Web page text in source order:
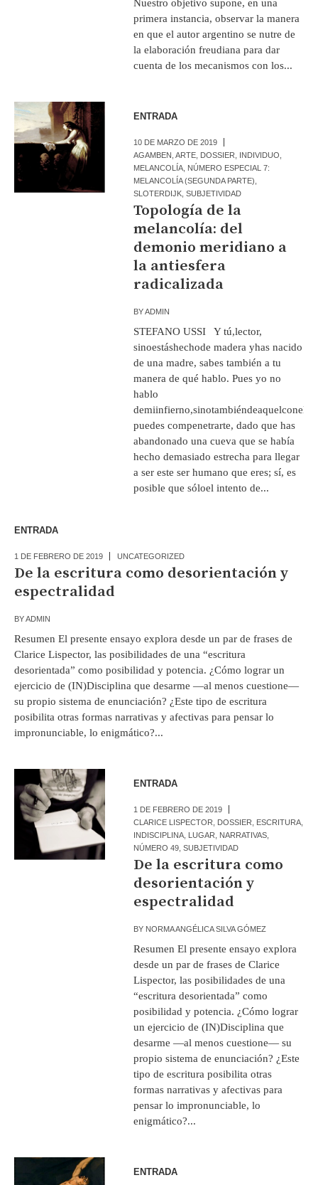
Nuestro objetivo supone, en una
primera instancia, observar la manera
en que el autor argentino se nutre de
la elaboración freudiana para dar
cuenta de los mecanismos con los...
ENTRADA
10 DE MARZO DE 2019
AGAMBEN ,ARTE DOSSIER INDIVIDUO
MELANCOLÍA NÚMERO ESPECIAL 7:
MELANCOLÍA (SEGUNDA PARTE)
SLOTERDIJK ,SUBJETIVIDAD
Topología de la
melancolía: del
demonio meridiano a
la antiesfera
radicalizada
BYADMIN
STEFANO USSI Y tú,lector,
sinoestáshechode madera yhas nacido
de una madre, sabes también a tu
manera de qué hablo. Pues yo no
hablo
puedes compenetrarte, dado que has
abandonado una cueva que se había
hecho demasiado estrecha para llegar
a ser este ser humano que eres; sí, es
posible que sóloel intento de...
ENTRADA
1 DE FEBRERO DE 2019 UNCATEGORIZED
De la escritura como desorientación y
espectralidad
BYADMIN
Resumen El presente ensayo explora desde un par de frases de
Clarice Lispector, las posibilidades de una “escritura
desorientada” como posibilidad y potencia. ¿Cómo lograr un
ejercicio de (IN)Disciplina que desarme —al menos cuestione—
su propio sistema de enunciación? ¿Este tipo de escritura
posibilita otras formas narrativas y afectivas para pensar lo
impronunciable, lo enigmático?...
ENTRADA
1 DE FEBRERO DE 2019
CLARICE LISPECTOR
DOSSIER ESCRITURA
INDISCIPLINA LUGAR NARRATIVAS
NÚMERO 49 ,SUBJETIVIDAD
De la escritura como
desorientación y
espectralidad
BY NORMA ANGÉLICA SILVA GÓMEZ
Resumen El presente ensayo explora
desde un par de frases de Clarice
Lispector, las posibilidades de una
“escritura desorientada” como
posibilidad y potencia. ¿Cómo lograr
un ejercicio de (IN)Disciplina que
desarme —al menos cuestione— su
propio sistema de enunciación? ¿Este
tipo de escritura posibilita otras
formas narrativas y afectivas para
pensar lo impronunciable, lo
enigmático?...
ENTRADA